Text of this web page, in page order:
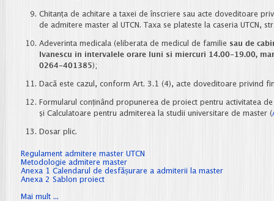
Chitanţa de achitare a taxei de înscriere sau acte doveditoare
de admitere master al UTCN. Taxa se plateste la caseria UTCN,
Adeverinta medicala (eliberata de medicul de familie sau de
Ivanescu in intervalele orare luni si miercuri 14.00-19.00,
0264-401385);
Dacă este cazul, conform Art. 3.1 (4), acte doveditoare privind
Formularul conținând propunerea de proiect pentru activitatea
şi Calculatoare pentru admiterea la studii universitare de master (
Dosar plic.
Regulament admitere master UTCN
Metodologie admitere master
Anexa 1 Calendarul de desfășurare a admiterii la master
Anexa 2 Sablon proiect
Mai mult ...